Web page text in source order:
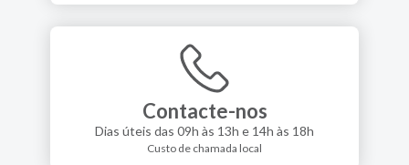
Contacte-nos
Dias úteis das 09h às 13h e 14h às 18h
Custo de chamada local